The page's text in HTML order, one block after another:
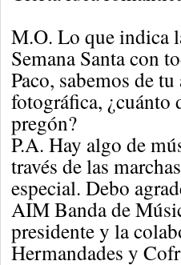
M.O. Lo que indica
Semana Santa con
Paco, sabemos de
fotográfica, ¿cuánto
pregón?
P.A. Hay algo de
través de las
especial. Debo
AIM Banda de
presidente y la
Hermandades y